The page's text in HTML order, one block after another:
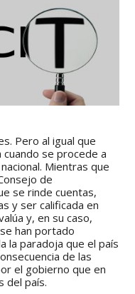
Pero al igual que
se procede a
Mientras que
de
se rinde cuentas,
y ser calificada en
y, en su caso,
han portado
la paradoja que el país
de las
el gobierno que en
del país.